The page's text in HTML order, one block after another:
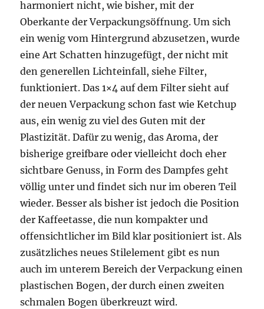
harmoniert nicht, wie bisher, mit der
Oberkante der Verpackungsöffnung. Um sich
ein wenig vom Hintergrund abzusetzen, wurde
eine Art Schatten hinzugefügt, der nicht mit
den generellen Lichteinfall, siehe Filter,
funktioniert. Das 1×4 auf dem Filter sieht auf
der neuen Verpackung schon fast wie Ketchup
aus, ein wenig zu viel des Guten mit der
Plastizität. Dafür zu wenig, das Aroma, der
bisherige greifbare oder vielleicht doch eher
sichtbare Genuss, in Form des Dampfes geht
völlig unter und findet sich nur im oberen Teil
wieder. Besser als bisher ist jedoch die Position
der Kaffeetasse, die nun kompakter und
offensichtlicher im Bild klar positioniert ist. Als
zusätzliches neues Stilelement gibt es nun
auch im unterem Bereich der Verpackung einen
plastischen Bogen, der durch einen zweiten
schmalen Bogen überkreuzt wird.